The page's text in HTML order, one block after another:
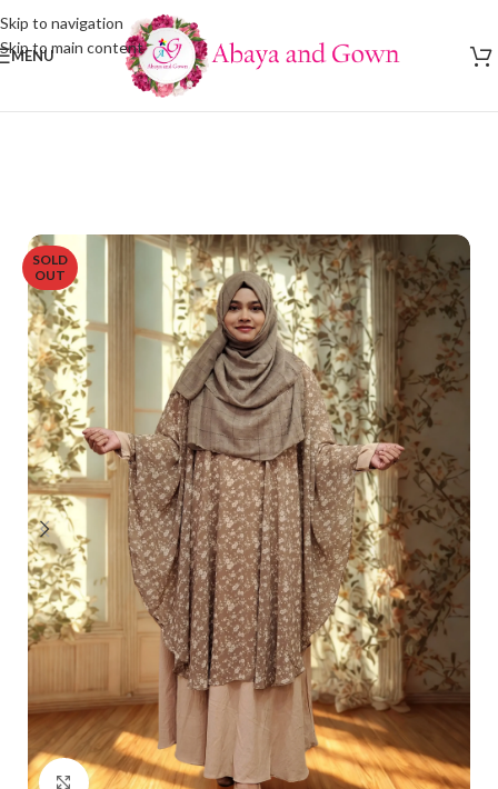
Skip to navigation
Skip to main content
MENU
SOLD
OUT
Click to enlarge